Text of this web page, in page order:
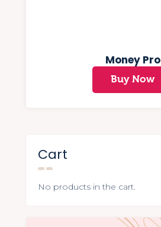
Money Pro
Buy Now
Cart
No products in the cart.